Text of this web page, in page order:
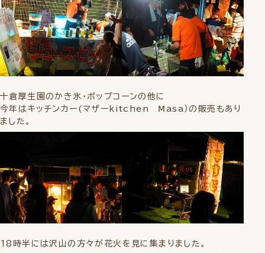
十倉厚生園のかき氷・ポップコーンの他に
今年はキッチンカー(マザーkitchen Ⅿasa）の販売もあり
ました。
18時半には沢山の方々が花火を見に集まりました。